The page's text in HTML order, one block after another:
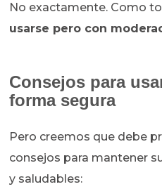
No exactamente. Como
usarse pero con
Consejos para
forma segura
Pero creemos que debe
consejos para mantener
y saludables: